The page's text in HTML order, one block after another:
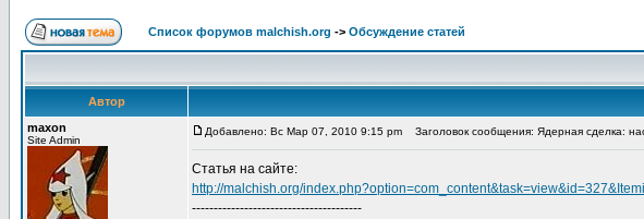
Список форумов malchish.org -> Обсуждение статей
Автор
maxon
Site Admin
Добавлено: Вс Мар 07, 2010 9:15 pm Заголовок сообщения: Ядерная сделка:
Статья на сайте:
http://malchish.org/
---------------------------------------